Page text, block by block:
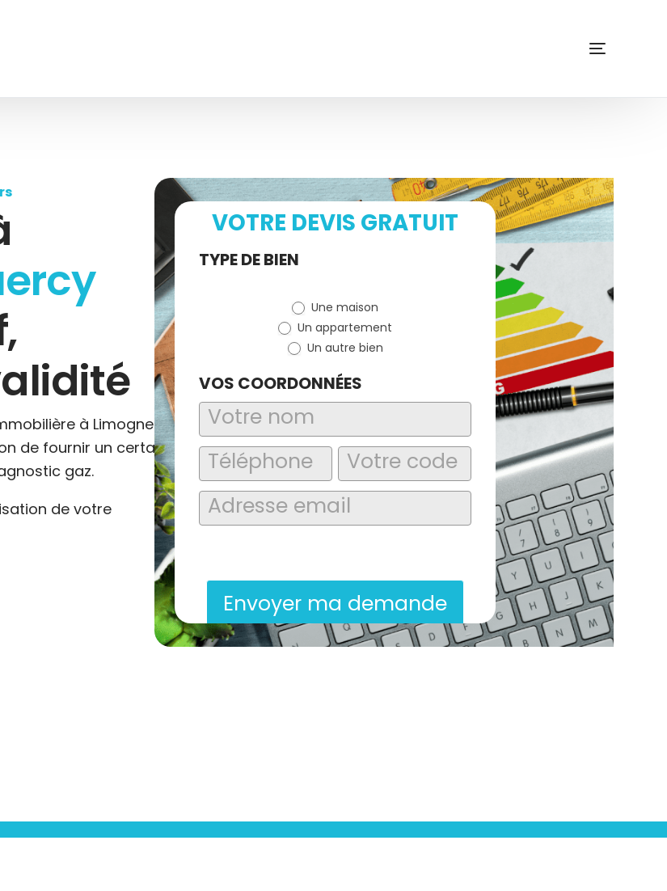
à Limogne-
de fournir un certain
gaz.
de votre
VOTRE DEVIS GRATUIT
Demande
TYPE DE BIEN
Une maison
Un appartement
Un autre bien
VOS COORDONNÉES
Envoyer ma demande